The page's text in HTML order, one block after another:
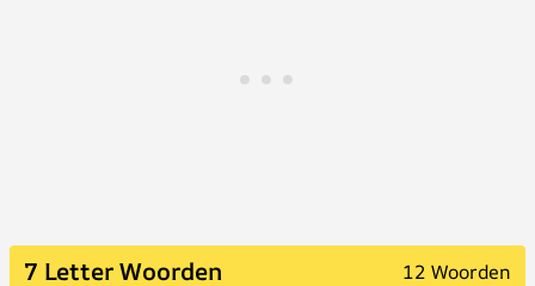
7 Letter Woorden 12 Woorden